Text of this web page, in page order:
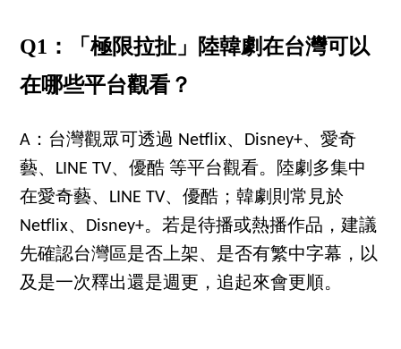
Q1：「極限拉扯」陸韓劇在台灣可以
在哪些平台觀看？
A：台灣觀眾可透過 Netflix、Disney+、愛奇
藝、LINE TV、優酷 等平台觀看。陸劇多集中
在愛奇藝、LINE TV、優酷；韓劇則常見於
Netflix、Disney+。若是待播或熱播作品，建議
先確認台灣區是否上架、是否有繁中字幕，以
及是一次釋出還是週更，追起來會更順。